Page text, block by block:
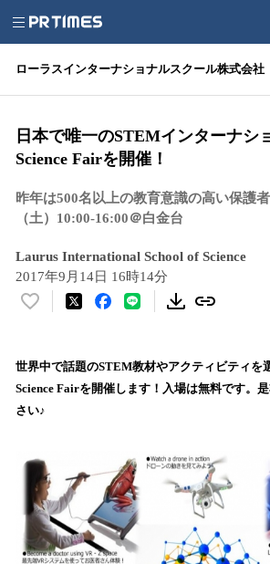
ローラスインターナショナルスクール株式会社
日本で唯一のSTEMインターナシ
Science Fairを開催！
昨年は500名以上の教育意識の高い保護
（土）10:00-16:00＠白金台
Laurus International School of Science
2017年9月14日 16時14分
い
！
数
を
込
み
中
で
す
世界中で話題のSTEM教材やアクティビティを
Science Fairを開催します！入場は無料です。
さい♪